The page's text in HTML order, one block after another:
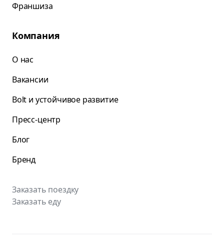
Франшиза
Компания
О нас
Вакансии
Bolt и устойчивое развитие
Пресс-центр
Блог
Бренд
Заказать поездку
Заказать еду